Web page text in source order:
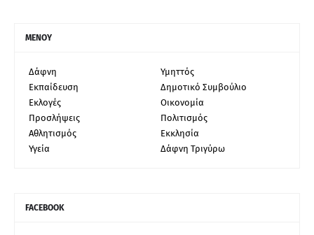
ΜΕΝΟΥ
Δάφνη
Υμηττός
Εκπαίδευση
Δημοτικό Συμβούλιο
Εκλογές
Οικονομία
Προσλήψεις
Πολιτισμός
Αθλητισμός
Εκκλησία
Υγεία
Δάφνη Τριγύρω
FACEBOOK